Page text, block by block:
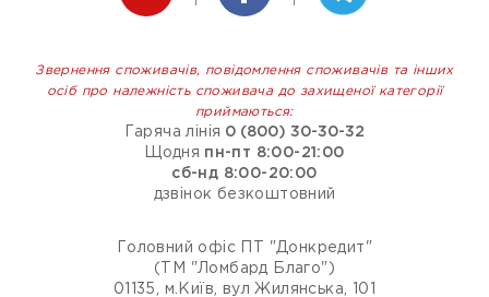
Звернення споживачів, повідомлення споживачів та інших
осіб про належність споживача до захищеної категорії
приймаються:
Гаряча лінія 0 (800) 30-30-32
Щодня пн-пт 8:00-21:00
сб-нд 8:00-20:00
дзвінок безкоштовний
Головний офіс ПТ "Донкредит"
(ТМ "Ломбард Благо")
01135, м.Київ, вул Жилянська, 101